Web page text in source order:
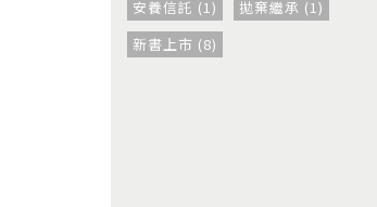
安養信託 (1)
拋棄繼承 (1)
新書上市 (8)